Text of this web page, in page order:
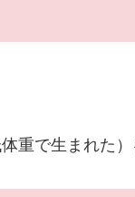
重で生まれた）